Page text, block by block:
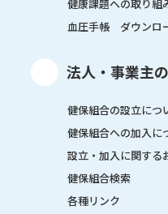
健康課題への取り組
血圧手帳 ダウンロ
法人・事業主
健保組合の設立につ
健保組合への加入に
設立・加入に関する
健保組合検索
各種リンク